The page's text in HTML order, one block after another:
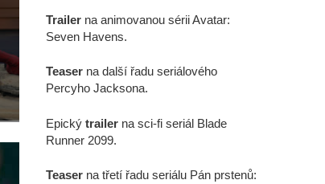
Trailer na animovanou sérii Avatar:
Seven Havens.
Teaser na další řadu seriálového
Percyho Jacksona.
Epický trailer na sci-fi seriál Blade
Runner 2099.
Teaser na třetí řadu seriálu Pán prstenů: